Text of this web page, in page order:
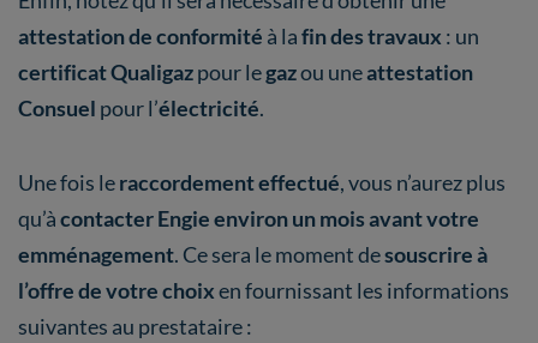
attestation de conformité à lafin des travaux : un
certificat Qualigazpour legazou uneattestation
Consuel pour l’électricité.
Une fois leraccordement effectué, vous n’aurez plus
qu’àcontacter Engie environ un mois avant votre
emménagement. Ce sera le moment desouscrire à
l’offre de votre choixen fournissant les informations
suivantes au prestataire :